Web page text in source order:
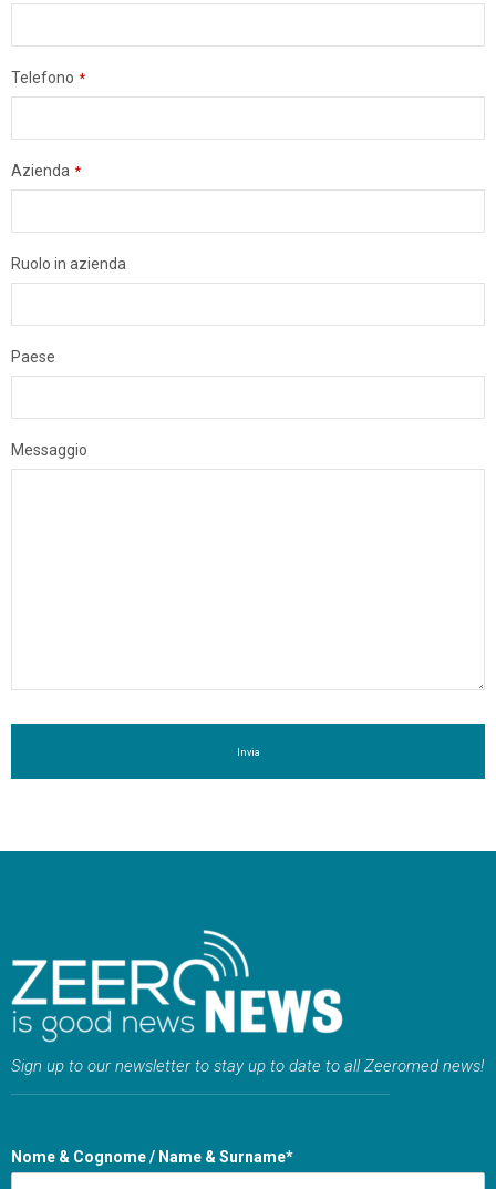
Telefono *
Azienda *
Ruolo in azienda
Paese
Messaggio
Invia
vuoto
Sign up to our newsletter to stay up to date to all Zeeromed news!
Nome & Cognome / Name & Surname*